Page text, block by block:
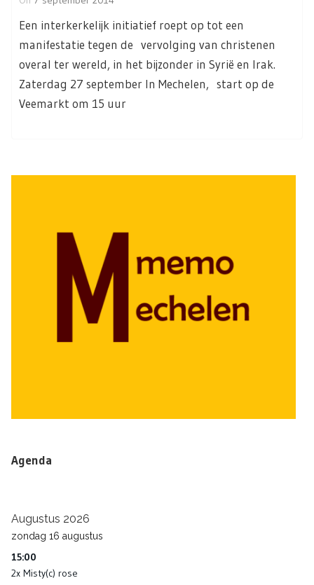
Een interkerkelijk initiatief roept op tot een
manifestatie tegen de vervolging van christenen
overal ter wereld, in het bijzonder in Syrië en Irak.
Zaterdag 27 september In Mechelen, start op de
Veemarkt om 15 uur
Agenda
Augustus 2026
zondag 16 augustus
15:00
2x Misty(c) rose